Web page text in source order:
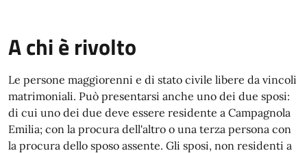
A chi è rivolto
Le persone maggiorenni e di stato civile libere da vincoli
matrimoniali. Può presentarsi anche uno dei due sposi:
di cui uno dei due deve essere residente a Campagnola
Emilia; con la procura dell'altro o una terza persona con
la procura dello sposo assente. Gli sposi, non residenti a